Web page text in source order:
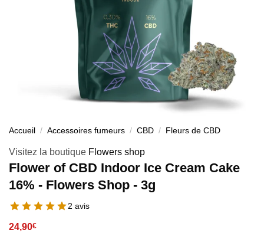
Accueil / Accessoires fumeurs / CBD / Fleurs de CBD
Visitez la boutique Flowers shop
Flower of CBD Indoor Ice Cream Cake
16% - Flowers Shop - 3g
2 avis
24,90€